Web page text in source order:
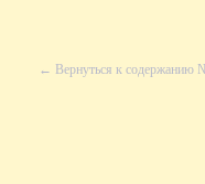
← Вернуться к содержанию